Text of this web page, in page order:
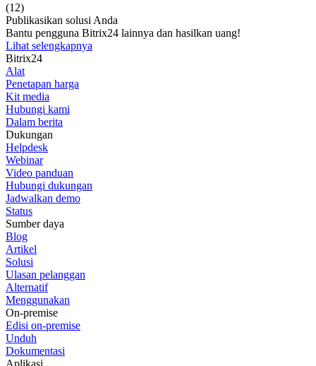
(12)
Publikasikan solusi Anda
Bantu pengguna Bitrix24 lainnya dan hasilkan uang!
Lihat selengkapnya
Bitrix24
Alat
Penetapan harga
Kit media
Hubungi kami
Dalam berita
Dukungan
Helpdesk
Webinar
Video panduan
Hubungi dukungan
Jadwalkan demo
Status
Sumber daya
Blog
Artikel
Solusi
Ulasan pelanggan
Alternatif
Menggunakan
On-premise
Edisi on-premise
Unduh
Dokumentasi
Aplikasi